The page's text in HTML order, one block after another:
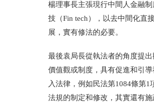
楊理事長主張現行中間人金融
技（Fin tech），以去中間化直
展，實有修法的必要。
最後袁局長從執法者的角度提
價值觀或制度，具有促進和引
入法律，例如民法第1084條第
法規的制定和修改，其實還有